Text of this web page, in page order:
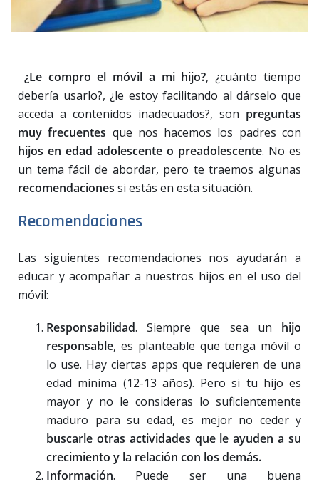
¿Le compro el móvil a mi hijo?, ¿cuánto tiempo
debería usarlo?, ¿le estoy facilitando al dárselo que
acceda a contenidos inadecuados?, son preguntas
muy frecuentes que nos hacemos los padres con
hijos en edad adolescente o preadolescente. No es
un tema fácil de abordar, pero te traemos algunas
recomendaciones si estás en esta situación.
Recomendaciones
Las siguientes recomendaciones nos ayudarán a
educar y acompañar a nuestros hijos en el uso del
móvil:
Responsabilidad. Siempre que sea un hijo
responsable, es planteable que tenga móvil o
lo use. Hay ciertas apps que requieren de una
edad mínima (12-13 años). Pero si tu hijo es
mayor y no le consideras lo suficientemente
maduro para su edad, es mejor no ceder y
buscarle otras actividades que le ayuden a su
crecimiento y la relación con los demás.
Información. Puede ser una buena